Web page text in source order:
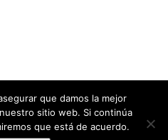
que damos la mejor
sitio web. Si continúa
que está de acuerdo.